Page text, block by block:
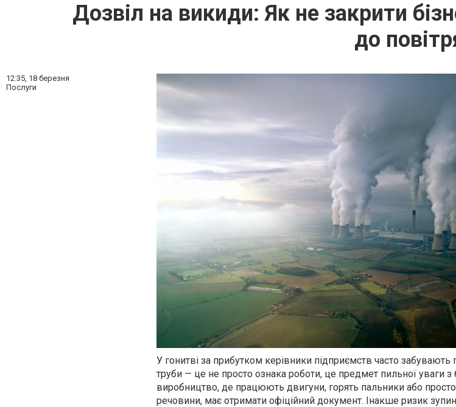
Дозвіл на викиди: Як не закрити
до
12:35, 18 березня
Послуги
У гонитві за прибутком керівники підприємств часто забувають
труби — це не просто ознака роботи, це предмет пильної уваги
виробництво, де працюють двигуни, горять пальники або просто
речовини, має отримати офіційний документ. Інакше ризик